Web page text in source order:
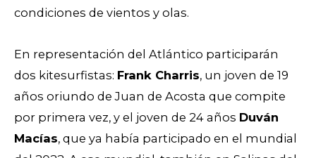
condiciones de vientos y olas.
En representación del Atlántico participarán
dos kitesurfistas: Frank Charris, un joven de 19
años oriundo de Juan de Acosta que compite
por primera vez, y el joven de 24 años Duván
Macías, que ya había participado en el mundial